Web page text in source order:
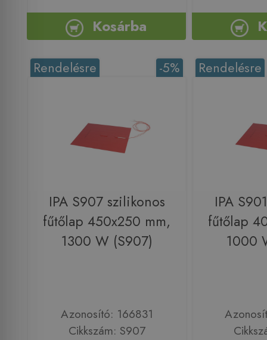
Kosárba
-5%
Rendelésre
IPA S907 szilikonos
fűtőlap 450x250 mm,
1300 W (S907)
Azonosító: 166831
Cikkszám: S907
Rendelésre
IPA
fűtőlap
1000